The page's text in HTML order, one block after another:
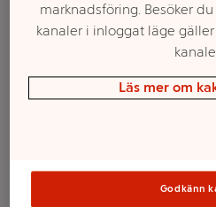
Filter
marknadsföring. Besöker
kanaler i inloggat läge
Läs mer om
Godkänn